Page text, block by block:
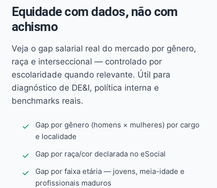
Equidade com dados, não com
achismo
Veja o gap salarial real do mercado por gênero,
raça e interseccional — controlado por
escolaridade quando relevante. Útil para
diagnóstico de DE&I, política interna e
benchmarks reais.
Gap por gênero (homens × mulheres) por cargo
e localidade
Gap por raça/cor declarada no eSocial
Gap por faixa etária — jovens, meia-idade e
profissionais maduros